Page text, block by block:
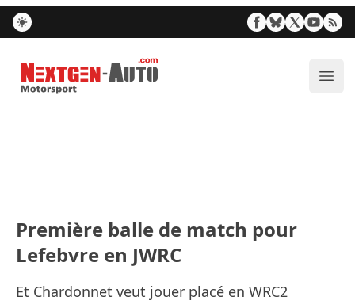
Nextgen-Auto.com
Première balle de match pour
Lefebvre en JWRC
Et Chardonnet veut jouer placé en WRC2